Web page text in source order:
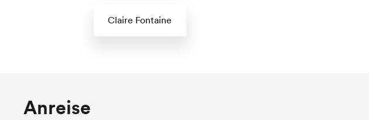
Claire Fontaine
Anreise